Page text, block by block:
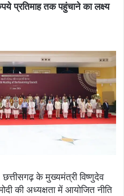
प्रतिमाह तक पहुंचाने का लक्ष्य
के मुख्यमंत्री विष्णुदेव
की अध्यक्षता में आयोजित नीति